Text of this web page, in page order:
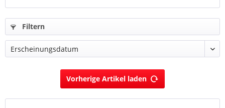
Filtern
Vorherige Artikel laden